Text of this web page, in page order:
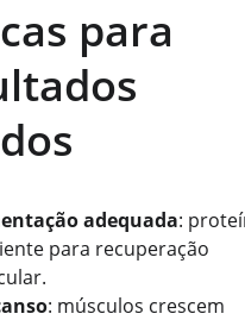
para
adequada:
para recuperação
: músculos crescem